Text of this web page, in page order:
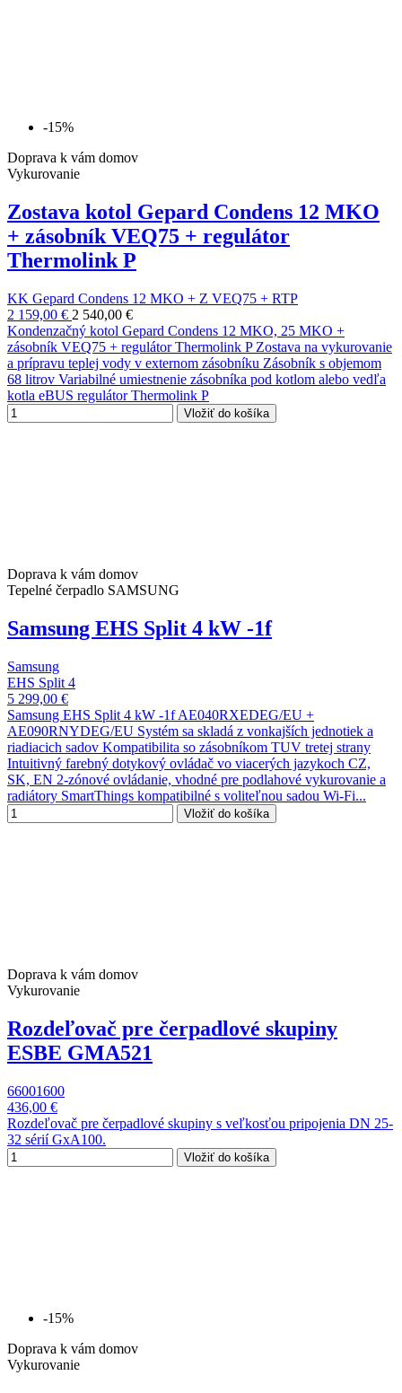
-15%
Doprava k vám domov
Vykurovanie
Zostava kotol Gepard Condens 12 MKO
+ zásobník VEQ75 + regulátor
Thermolink P
KK Gepard Condens 12 MKO + Z VEQ75 + RTP
2 159,00 € 2 540,00 €
Kondenzačný kotol Gepard Condens 12 MKO, 25 MKO +
zásobník VEQ75 + regulátor Thermolink P Zostava na vykurovanie
a prípravu teplej vody v externom zásobníku Zásobník s objemom
68 litrov Variabilné umiestnenie zásobníka pod kotlom alebo vedľa
kotla eBUS regulátor Thermolink P
Vložiť do košíka
Doprava k vám domov
Tepelné čerpadlo SAMSUNG
Samsung EHS Split 4 kW -1f
Samsung
EHS Split 4
5 299,00 €
Samsung EHS Split 4 kW -1f AE040RXEDEG/EU +
AE090RNYDEG/EU Systém sa skladá z vonkajších jednotiek a
riadiacich sadov Kompatibilita so zásobníkom TUV tretej strany
Intuitivný farebný dotykový ovládač vo viacerých jazykoch CZ,
SK, EN 2-zónové ovládanie, vhodné pre podlahové vykurovanie a
radiátory SmartThings kompatibilné s voliteľnou sadou Wi-Fi...
Vložiť do košíka
Doprava k vám domov
Vykurovanie
Rozdeľovač pre čerpadlové skupiny
ESBE GMA521
66001600
436,00 €
Rozdeľovač pre čerpadlové skupiny s veľkosťou pripojenia DN 25-
32 sérií GxA100.
Vložiť do košíka
-15%
Doprava k vám domov
Vykurovanie